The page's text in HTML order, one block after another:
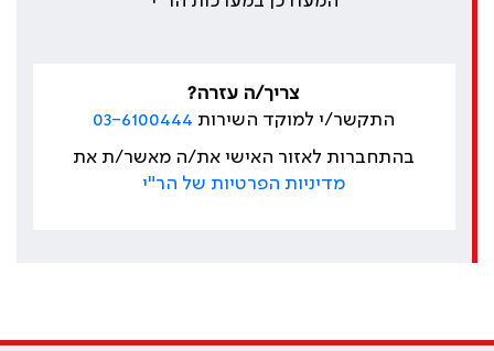
צריך/ה עזרה?
התקשר/י למוקד השירות 03-6100444
בהתחברות לאזור האישי את/ה מאשר/ת את
מדיניות הפרטיות של הר"י